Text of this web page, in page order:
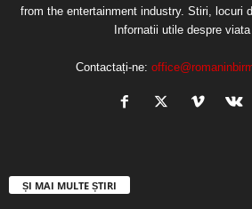
from the entertainment industry. Stiri, locuri
Infornatii utile despre viata
Contactați-ne:
ȘI MAI MULTE ȘTIRI